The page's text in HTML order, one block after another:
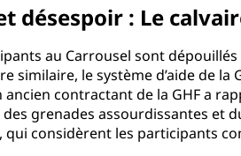
désespoir : Le
au Carrousel sont
similaire, le système d’aide de
contractant de la GHF a
des grenades assourdissantes
, qui considèrent les participants